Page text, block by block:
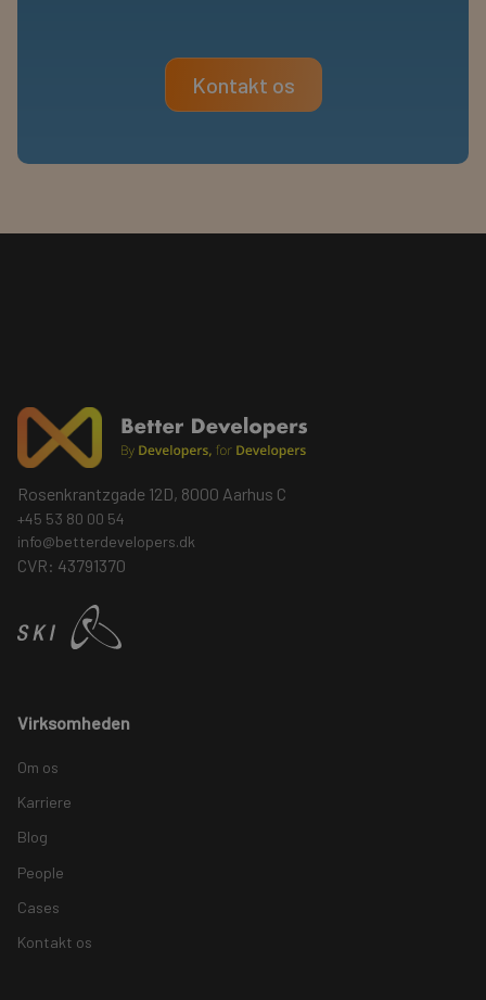
Kontakt os
Rosenkrantzgade 12D, 8000 Aarhus C
+45 53 80 00 54
info@betterdevelopers.dk
CVR: 43791370
Virksomheden
Om os
Karriere
Blog
People
Cases
Kontakt os